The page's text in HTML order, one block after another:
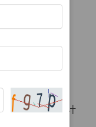
组织表彰
青年干部培养计